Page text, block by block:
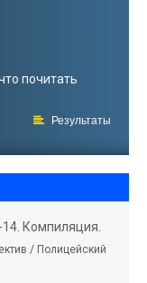
почитать
Результаты
Компиляция.
/ Полицейский